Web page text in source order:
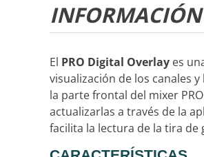
El PRO Digital Overlay es
visualización de los canales
la parte frontal del mixer
actualizarlas a través de la
facilita la lectura de la tira